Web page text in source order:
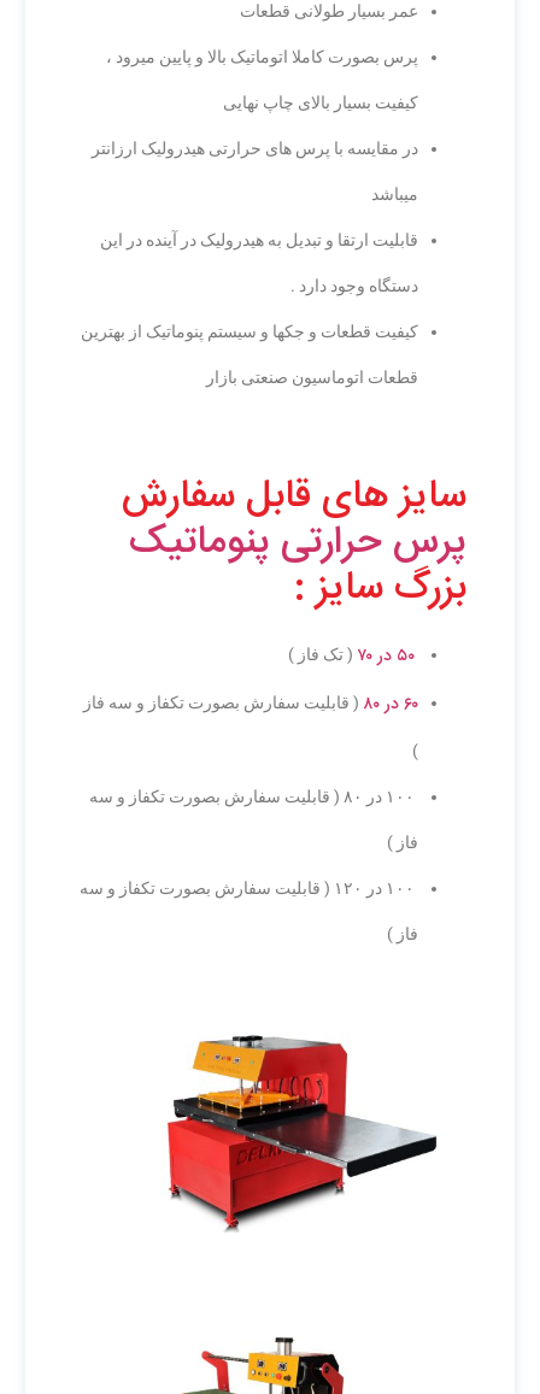
عمر بسیار طولانی قطعات
پرس بصورت کاملا اتوماتیک بالا و پایین میرود ،
کیفیت بسیار بالای چاپ نهایی
در مقایسه با پرس های حرارتی هیدرولیک ارزانتر
میباشد
قابلیت ارتقا و تبدیل به هیدرولیک در آینده در این
دستگاه وجود دارد .
کیفیت قطعات و جکها و سیستم پنوماتیک از بهترین
قطعات اتوماسیون صنعتی بازار
سایز های قابل سفارش
پرس حرارتی پنوماتیک
بزرگ سایز :
۵۰ در ۷۰ ( تک فاز )
۶۰ در ۸۰ ( قابلیت سفارش بصورت تکفاز و سه فاز
)
۱۰۰ در ۸۰ ( قابلیت سفارش بصورت تکفاز و سه
فاز )
۱۰۰ در ۱۲۰ ( قابلیت سفارش بصورت تکفاز و سه
فاز )